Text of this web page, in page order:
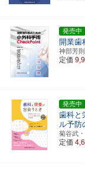
発売中
開業歯
神部芳
定価
発売中
歯科と
ル予防
菊谷武
定価